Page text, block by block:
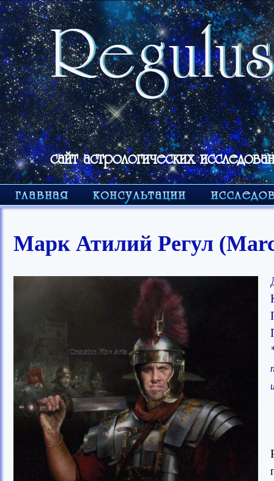
сайт астрологических
Марк Атилий Регул